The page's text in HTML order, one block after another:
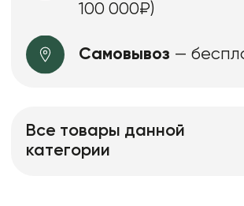
100 000₽)
Самовывоз —
Все товары данной
категории